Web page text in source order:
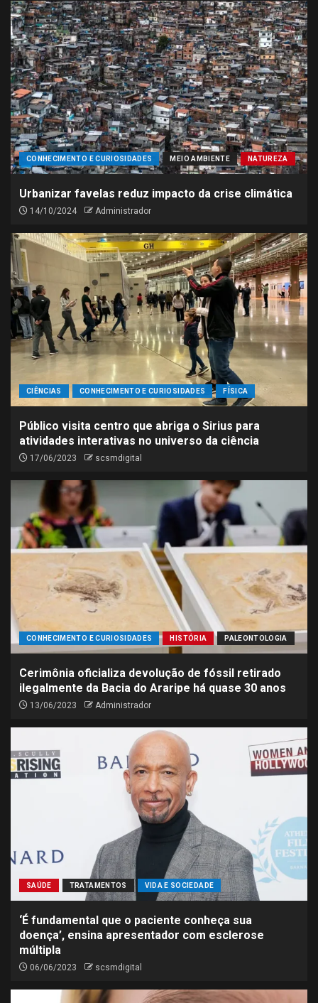
CONHECIMENTO E CURIOSIDADES MEIO AMBIENTE NATUREZA
Urbanizar favelas reduz impacto da crise climática
14/10/2024 Administrador
CIÊNCIAS CONHECIMENTO E CURIOSIDADES FÍSICA
Público visita centro que abriga o Sirius para
atividades interativas no universo da ciência
17/06/2023 scsmdigital
CONHECIMENTO E CURIOSIDADES HISTÓRIA PALEONTOLOGIA
Cerimônia oficializa devolução de fóssil retirado
ilegalmente da Bacia do Araripe há quase 30 anos
13/06/2023 Administrador
SAÚDE TRATAMENTOS VIDA E SOCIEDADE
‘É fundamental que o paciente conheça sua
doença’, ensina apresentador com esclerose
múltipla
06/06/2023 scsmdigital